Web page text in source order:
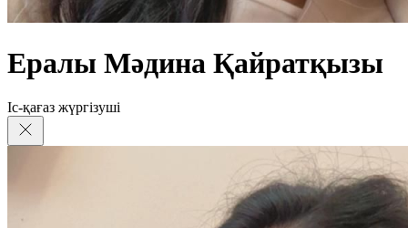
Ералы Мәдина Қайратқызы
Іс-қағаз жүргізуші